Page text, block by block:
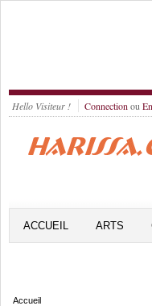
Hello Visiteur ! Connection ou
ACCUEIL ARTS
Accueil